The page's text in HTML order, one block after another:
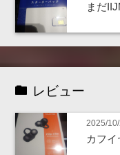
まだ
レビュー
2025/
カフ